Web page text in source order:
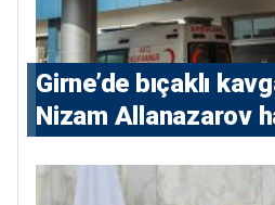
Girne’de bıçaklı
Nizam Allanazarov